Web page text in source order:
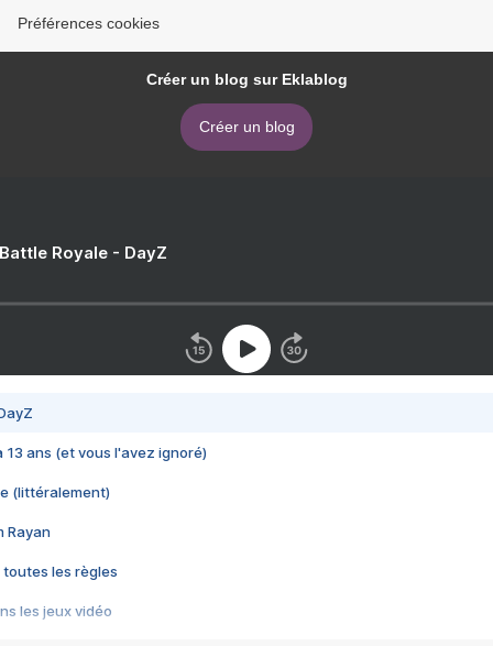
Préférences cookies
Créer un blog sur Eklablog
Créer un blog
Royale - DayZ
13 ans (et vous l'avez ignoré)
(littéralement)
Rayan
toutes les règles
les jeux vidéo